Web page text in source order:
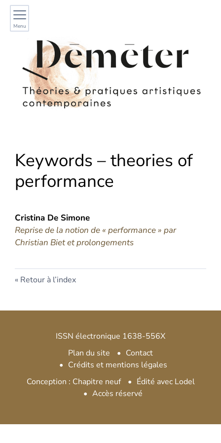
Menu
Keywords – theories of
performance
Cristina De Simone
Reprise de la notion de « performance » par
Christian Biet et prolongements
Retour à l’index
ISSN électronique 1638-556X
Plan du site
Contact
Crédits et mentions légales
Conception : Chapitre neuf
Édité avec Lodel
Accès réservé